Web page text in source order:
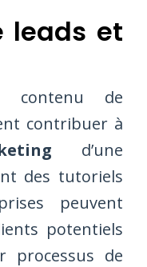
leads et
contenu de
contribuer à
d’une
des tutoriels
peuvent
potentiels
processus de